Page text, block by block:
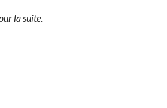
la suite.